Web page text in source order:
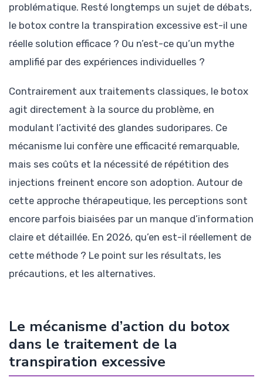
problématique. Resté longtemps un sujet de débats,
le botox contre la transpiration excessive est-il une
réelle solution efficace ? Ou n’est-ce qu’un mythe
amplifié par des expériences individuelles ?
Contrairement aux traitements classiques, le botox
agit directement à la source du problème, en
modulant l’activité des glandes sudoripares. Ce
mécanisme lui confère une efficacité remarquable,
mais ses coûts et la nécessité de répétition des
injections freinent encore son adoption. Autour de
cette approche thérapeutique, les perceptions sont
encore parfois biaisées par un manque d’information
claire et détaillée. En 2026, qu’en est-il réellement de
cette méthode ? Le point sur les résultats, les
précautions, et les alternatives.
Le mécanisme d’action du botox
dans le traitement de la
transpiration excessive